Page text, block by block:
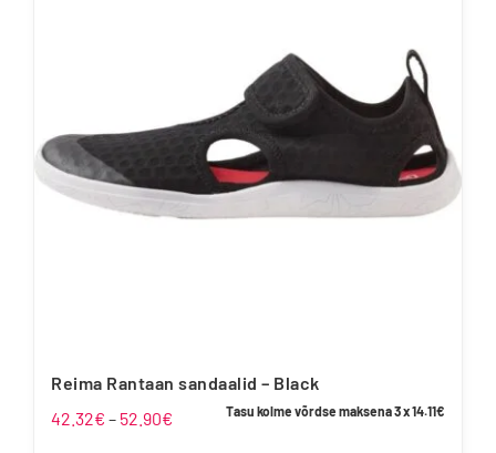
Reima Rantaan sandaalid – Black
42.32€ – 52.90€ Hinnavahemik:
Tasu kolme võrdse maksena 3 x14.11€